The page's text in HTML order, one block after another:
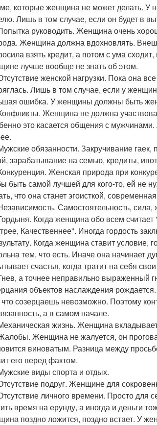
которые женщина не может делать. У
Лишь в том случае, если он будет в
руководить. Женщина очень
Женщина должна вдохновлять.
взять кредит, а потом с ума
лучше вообще не знать об этом.
женской нагрузки. Пока она
Лишь в том случае, если у
ошибка. У женщины должны быть
Женщина не должна
это касается общения с
обязанности. Закручивание
зарабатывание на семью, кредиты,
Женская природа при
быть самой лучшей для кого-то, ей не
что она станет эгоисткой,
Самостоятельность,
Когда женщина обо всем
Качественнее". Иногда гордость
Когда женщина ставит условие,
тем, что есть. Иначе она начинает
счастья, когда тратит на себя
а точнее неправильно выраженный
объектов наслаждения
что созерцаешь невозможно. Поэтому
а в самом начале.
жизнь. Женщина
Женщина не жалуется, он
виноватым. Разница между
его перед фактом.
виды спорта и отдых.
подруг. Женщине для
личного времени. Просто для
время на ерунду, а иногда и деньги
поздно ложится, поздно встает. У